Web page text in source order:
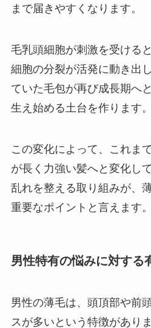
まで届きやすくなります。
毛乳頭細胞が刺激を受ける
細胞の分裂が活発に動き出
ていた毛包が再び成長期へ
生え始める土台を作ります。
この変化によって、これま
が長く力強い髪へと変化し
乱れを整える取り組みが、
重要なポイントと言えます。
男性特有の悩みに対する
男性の薄毛は、頭頂部や前
スが多いという特徴があり